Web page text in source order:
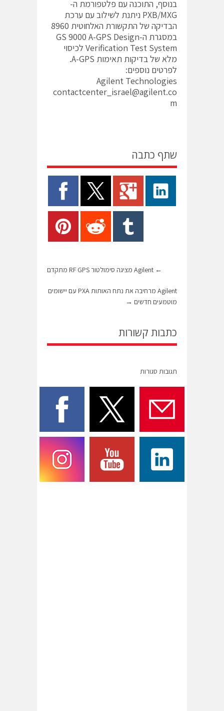
בנוסף, התוכנה עם פלטפורמת ה-
PXB/MXG ניתנת לשילוב עם ערכת
הבדיקה של התקשורת האלחוטית 8960
במסגרת ה-GS 9000 A-GPS Design
Verification Test System לכיסוי
מלא של בדיקות תאימות A-GPS.
לפרטים נוספים:
Agilent Technologies
contactcenter_israel@agilent.co
m
שתף כתבה
←
Agilent מרחיבה את נתח האותות PXA עם יישומים
מוטמעים חדשים →
כתבות קשורות
תגובות סגורות